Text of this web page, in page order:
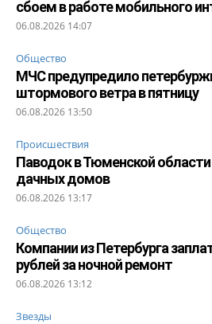
сбоем в работе мобильного
06.08.2026 14:07
Общество
МЧС предупредило
штормового ветра в пятницу
06.08.2026 13:50
Происшествия
Паводок в Тюменской
дачных домов
06.08.2026 13:17
Общество
Компании из Петербурга
рублей за ночной ремонт
06.08.2026 13:12
Звезды